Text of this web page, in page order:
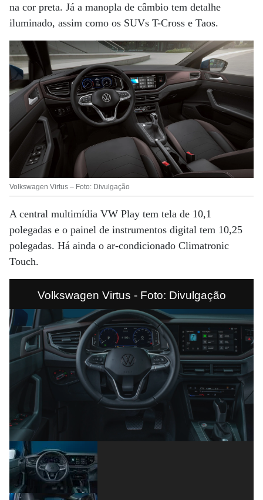
na cor preta. Já a manopla de câmbio tem detalhe
iluminado, assim como os SUVs T-Cross e Taos.
Volkswagen Virtus – Foto: Divulgação
A central multimídia VW Play tem tela de 10,1
polegadas e o painel de instrumentos digital tem 10,25
polegadas. Há ainda o ar-condicionado Climatronic
Touch.
Volkswagen Virtus - Foto: Divulgação